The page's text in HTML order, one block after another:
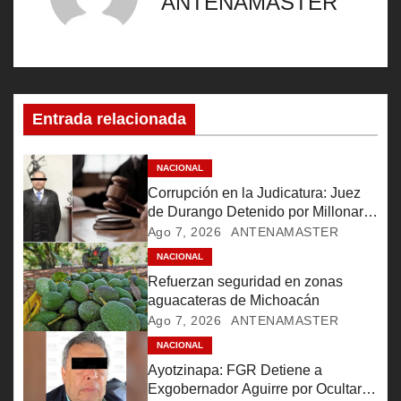
c
i
ó
n
d
e
e
Entrada relacionada
NACIONAL
Corrupción en la Judicatura: Juez
de Durango Detenido por Millonario
Soborno
Ago 7, 2026 ANTENAMASTER
NACIONAL
Refuerzan seguridad en zonas
aguacateras de Michoacán
Ago 7, 2026 ANTENAMASTER
NACIONAL
Ayotzinapa: FGR Detiene a
Exgobernador Aguirre por Ocultar